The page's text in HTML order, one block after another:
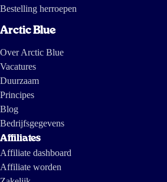
Bestelling herroepen
Arctic Blue
Over Arctic Blue
Vacatures
Duurzaam
Principes
Blog
Bedrijfsgegevens
Affiliates
Affiliate dashboard
Affiliate worden